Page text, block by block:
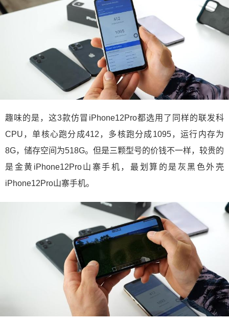
趣味的是，这3款仿冒iPhone12Pro都选用了同样的联发科
CPU，单核心跑分成412，多核跑分成1095，运行内存为
8G，储存空间为518G。但是三颗型号的价钱不一样，较贵的
是金黄iPhone12Pro山寨手机，最划算的是灰黑色外壳
iPhone12Pro山寨手机。